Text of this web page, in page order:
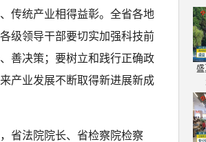
传统产业相得益彰。全省各地
级领导干部要切实加强科技前
善决策；要树立和践行正确政
产业发展不断取得新进展新成
省法院院长、省检察院检察
盛